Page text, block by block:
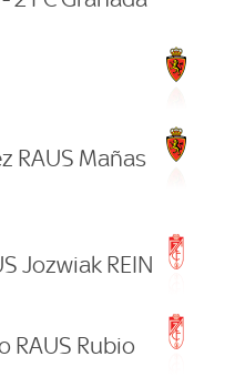
RAUS Mañas
Jozwiak REIN
RAUS Rubio